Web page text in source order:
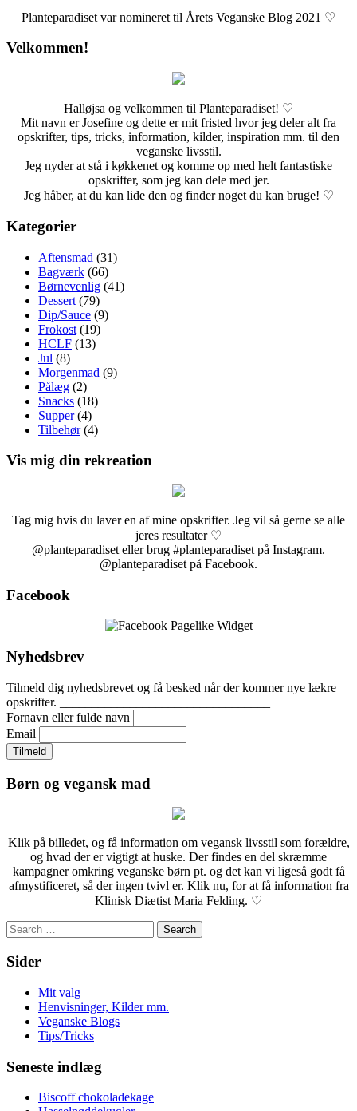
Planteparadiset var nomineret til Årets Veganske Blog 2021 ♡
Velkommen!
Halløjsa og velkommen til Planteparadiset! ♡
Mit navn er Josefine og dette er mit fristed hvor jeg deler alt fra
opskrifter, tips, tricks, information, kilder, inspiration mm. til den
veganske livsstil.
Jeg nyder at stå i køkkenet og komme op med helt fantastiske
opskrifter, som jeg kan dele med jer.
Jeg håber, at du kan lide den og finder noget du kan bruge! ♡
Kategorier
Aftensmad (31)
Bagværk (66)
Børnevenlig (41)
Dessert (79)
Dip/Sauce (9)
Frokost (19)
HCLF (13)
Jul (8)
Morgenmad (9)
Pålæg (2)
Snacks (18)
Supper(4)
Tilbehør(4)
Vis mig din rekreation
Tag mig hvis du laver en af mine opskrifter. Jeg vil så gerne se alle
jeres resultater ♡
@planteparadiset eller brug #planteparadiset på Instagram.
@planteparadiset på Facebook.
Facebook
Nyhedsbrev
Tilmeld dig nyhedsbrevet og få besked når der kommer nye lækre
opskrifter. _________________________________
Fornavn eller fulde navn
Email
Børn og vegansk mad
Klik på billedet, og få information om vegansk livsstil som forældre,
og hvad der er vigtigt at huske. Der findes en del skræmme
kampagner omkring veganske børn pt. og det kan vi ligeså godt få
afmystificeret, så der ingen tvivl er. Klik nu, for at få information fra
Klinisk Diætist Maria Felding. ♡
Search
for:
Sider
Mit valg
Henvisninger, Kilder mm.
Veganske Blogs
Tips/Tricks
Seneste indlæg
Biscoff chokoladekage